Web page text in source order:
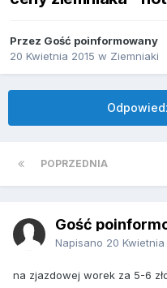
Przez Gość poinformowany
20 Kwietnia 2015 w Ziemniaki
POPRZEDNIA
Gość
Napisano 20 Kwietnia
na zjazdowej worek za 5-6